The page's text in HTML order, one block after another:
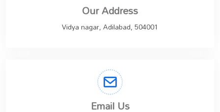
Our Address
Vidya nagar, Adilabad, 504001
Email Us